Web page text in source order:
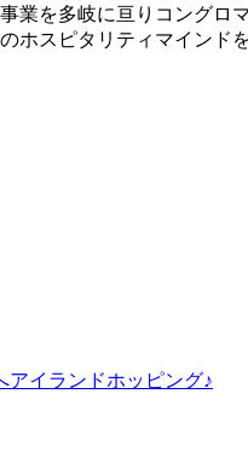
業を多岐に亘りコング
ホスピタリティマインド
アイランドホッピング♪